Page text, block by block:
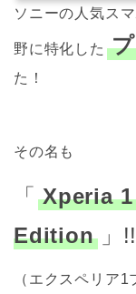
ソニーの人気ス
野に特化した
た！
その名も
「 Xperia
Edition 」!!
（エクスペリア